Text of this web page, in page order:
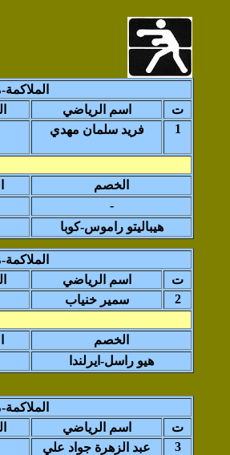
الملاكمة-
اسم الرياضي
ت
فريد سلمان مهدي 1
الخصم
-
هيباليتو راموس-كوبا
الملاكمة-
اسم الرياضي
ت
سمير خنياب
2
الخصم
هيو راسل-ايرلندا
الملاكمة-
اسم الرياضي
ت
عبد الزهرة جواد علي
3